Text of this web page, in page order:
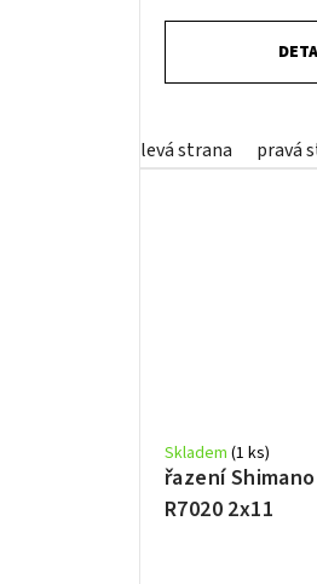
levá strana pravá
řazení
R7020 2x11
Skladem (1 ks)